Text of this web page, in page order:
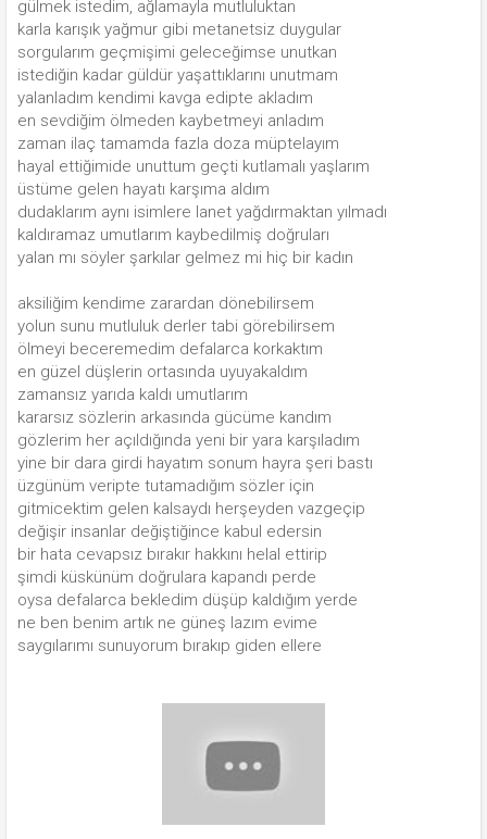
gülmek istedim, ağlamayla mutluluktan
karla karışık yağmur gibi metanetsiz duygular
sorgularım geçmişimi geleceğimse unutkan
istediğin kadar güldür yaşattıklarını unutmam
yalanladım kendimi kavga edipte akladım
en sevdiğim ölmeden kaybetmeyi anladım
zaman ilaç tamamda fazla doza müptelayım
hayal ettiğimide unuttum geçti kutlamalı yaşlarım
üstüme gelen hayatı karşıma aldım
dudaklarım aynı isimlere lanet yağdırmaktan yılmadı
kaldıramaz umutlarım kaybedilmiş doğruları
yalan mı söyler şarkılar gelmez mi hiç bir kadın
aksiliğim kendime zarardan dönebilirsem
yolun sunu mutluluk derler tabi görebilirsem
ölmeyi beceremedim defalarca korkaktım
en güzel düşlerin ortasında uyuyakaldım
zamansız yarıda kaldı umutlarım
kararsız sözlerin arkasında gücüme kandım
gözlerim her açıldığında yeni bir yara karşıladım
yine bir dara girdi hayatım sonum hayra şeri bastı
üzgünüm veripte tutamadığım sözler için
gitmicektim gelen kalsaydı herşeyden vazgeçip
değişir insanlar değiştiğince kabul edersin
bir hata cevapsız bırakır hakkını helal ettirip
şimdi küskünüm doğrulara kapandı perde
oysa defalarca bekledim düşüp kaldığım yerde
ne ben benim artık ne güneş lazım evime
saygılarımı sunuyorum bırakıp giden ellere